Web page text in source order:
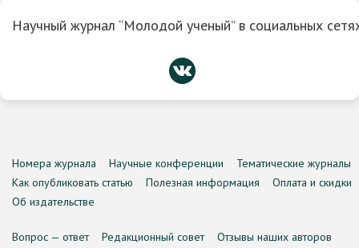
Научный журнал “Молодой ученый” в социальных
Номера журнала Научные конференции
Тематические журналы
Как опубликовать статью
Полезная информация
Оплата и скидки
Об издательстве
Вопрос — ответ Редакционный совет Отзывы наших авторов